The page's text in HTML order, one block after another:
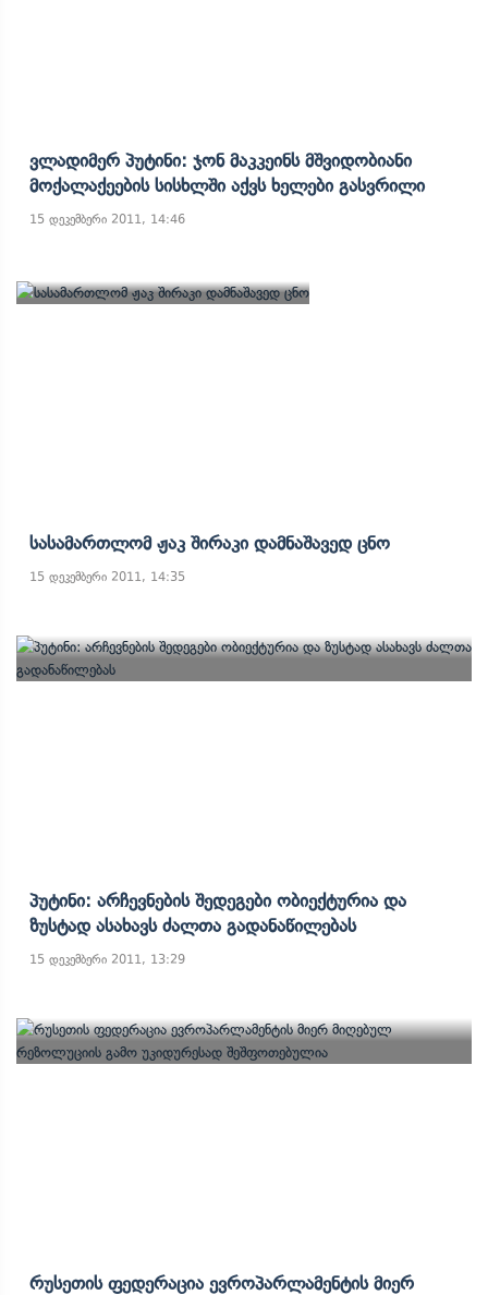
Ვლადიმერ Პუტინი: Ჯონ Მაკკეინს Მშვიდობიანი
Მოქალაქეების Სისხლში Აქვს Ხელები Გასვრილი
15 დეკემბერი 2011, 14:46
Სასამართლომ Ჟაკ Შირაკი Დამნაშავედ Ცნო
15 დეკემბერი 2011, 14:35
Პუტინი: Არჩევნების Შედეგები Ობიექტურია Და
Ზუსტად Ასახავს Ძალთა Გადანაწილებას
15 დეკემბერი 2011, 13:29
Რუსეთის Ფედერაცია Ევროპარლამენტის Მიერ